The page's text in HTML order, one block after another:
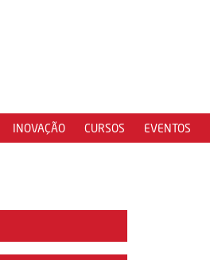
INOVAÇÃO CURSOS EVENTOS